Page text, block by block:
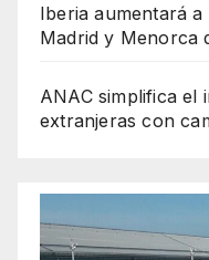
Iberia aumentará
Madrid y Menorca
ANAC simplifica el
extranjeras con